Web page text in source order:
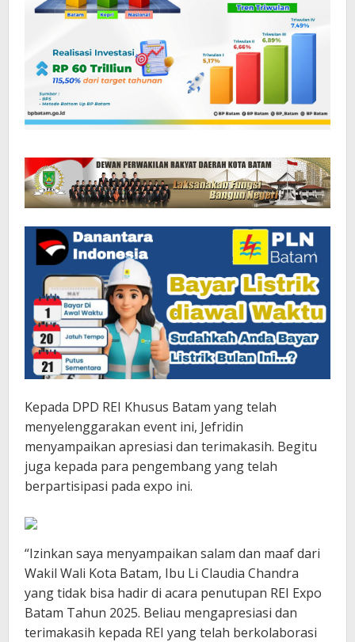
Kepada DPD REI Khusus Batam yang telah
menyelenggarakan event ini, Jefridin
menyampaikan apresiasi dan terimakasih. Begitu
juga kepada para pengembang yang telah
berpartisipasi pada expo ini.
“Izinkan saya menyampaikan salam dan maaf dari
Wakil Wali Kota Batam, Ibu Li Claudia Chandra
yang tidak bisa hadir di acara penutupan REI Expo
Batam Tahun 2025. Beliau mengapresiasi dan
terimakasih kepada REI yang telah berkolaborasi